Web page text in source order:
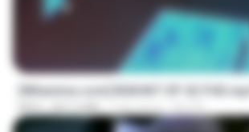
[Witanime.com] BSKHKT EP 02 FHD.mp4
MP4 847.2 MB 7 dni temu BLITR